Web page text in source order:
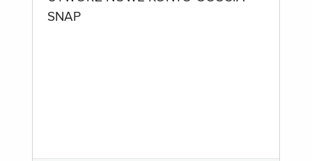
SNAP